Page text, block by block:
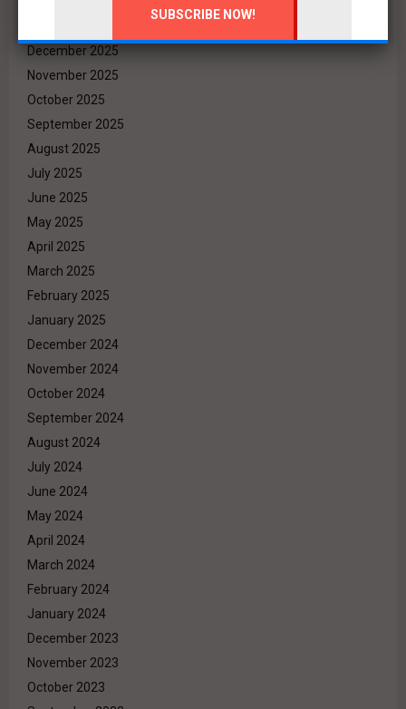
December 2025
November 2025
October 2025
September 2025
August 2025
July 2025
June 2025
May 2025
April 2025
March 2025
February 2025
January 2025
December 2024
November 2024
October 2024
September 2024
August 2024
July 2024
June 2024
May 2024
April 2024
March 2024
February 2024
January 2024
December 2023
November 2023
October 2023